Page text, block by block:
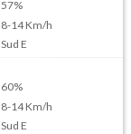
57%
8-14Km/h
Sud E
60%
8-14Km/h
Sud E